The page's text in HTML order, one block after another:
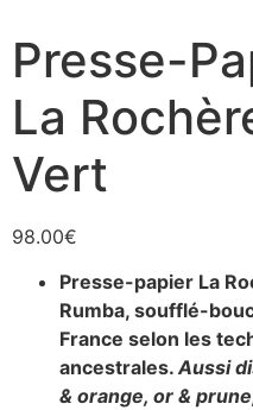
Presse-
La
Vert
98.00€
Presse-papier La
Rumba, soufflé-
France selon les
ancestrales.Aussi
& orange, or &